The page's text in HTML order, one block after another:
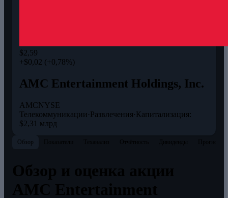
$2,59
+$0,02 (+0,78%)
AMC Entertainment Holdings, Inc.
AMCNYSE
Телекоммуникации·Развлечения·Капитализация:
$2,31 млрд
Обзор